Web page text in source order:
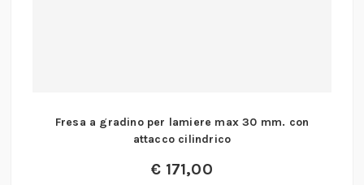
Fresa a gradino per lamiere max 30 mm. con
attacco cilindrico
€ 171,00